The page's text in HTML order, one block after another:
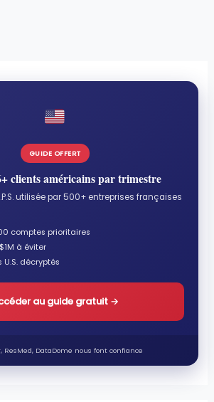
GUIDE OFFERT
clients américains par trimestre
utilisée par 500+ entreprises françaises
comptes prioritaires
à éviter
décryptés
au guide gratuit →
ResMed, DataDome nous font confiance